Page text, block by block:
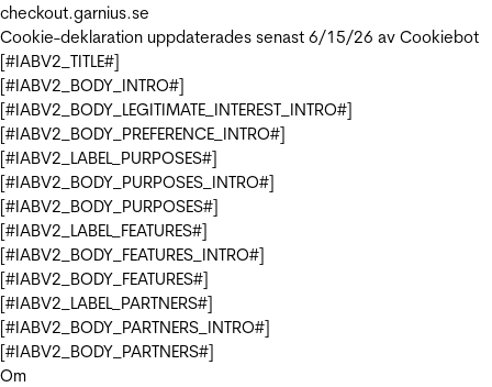
checkout.garnius.se
Cookie-deklaration uppdaterades senast 6/15/26 av Cookiebot
[#IABV2_TITLE#]
[#IABV2_BODY_INTRO#]
[#IABV2_BODY_LEGITIMATE_INTEREST_INTRO#]
[#IABV2_BODY_PREFERENCE_INTRO#]
[#IABV2_LABEL_PURPOSES#]
[#IABV2_BODY_PURPOSES_INTRO#]
[#IABV2_BODY_PURPOSES#]
[#IABV2_LABEL_FEATURES#]
[#IABV2_BODY_FEATURES_INTRO#]
[#IABV2_BODY_FEATURES#]
[#IABV2_LABEL_PARTNERS#]
[#IABV2_BODY_PARTNERS_INTRO#]
[#IABV2_BODY_PARTNERS#]
Om